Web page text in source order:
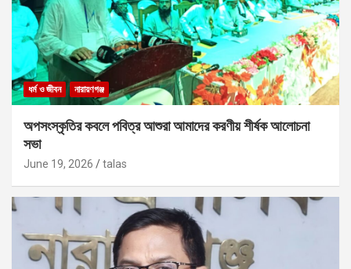
ধর্ম ও জীবন নারায়ণগঞ্জ
অপসংস্কৃতির কবলে পবিত্র আশুরা আমাদের করণীয় শীর্ষক আলোচনা
সভা
June 19, 2026 talas